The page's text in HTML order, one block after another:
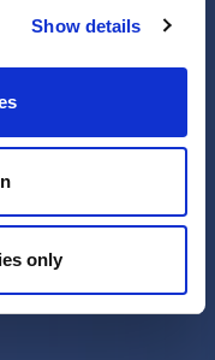
Show details
only